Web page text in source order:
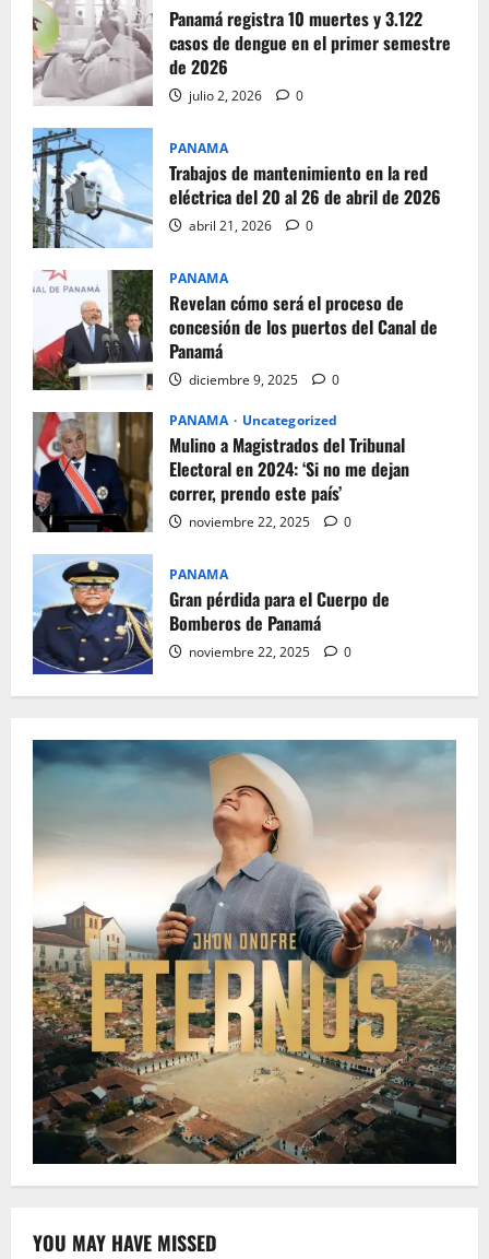
Panamá registra 10 muertes y 3.122
casos de dengue en el primer semestre
de 2026
julio 2, 2026 0
PANAMA
Trabajos de mantenimiento en la red
eléctrica del 20 al 26 de abril de 2026
abril 21, 2026 0
PANAMA
Revelan cómo será el proceso de
concesión de los puertos del Canal de
Panamá
diciembre 9, 2025 0
PANAMA Uncategorized
Mulino a Magistrados del Tribunal
Electoral en 2024: ‘Si no me dejan
correr, prendo este país’
noviembre 22, 2025 0
PANAMA
Gran pérdida para el Cuerpo de
Bomberos de Panamá
noviembre 22, 2025 0
YOU MAY HAVE MISSED